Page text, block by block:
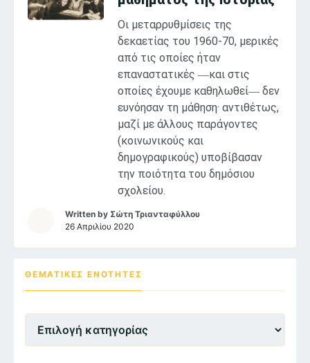
Οι μεταρρυθμίσεις της
δεκαετίας του 1960-70, μερικές
από τις οποίες ήταν
επαναστατικές ―και στις
οποίες έχουμε καθηλωθεί― δεν
ευνόησαν τη μάθηση· αντιθέτως,
μαζί με άλλους παράγοντες
(κοινωνικούς και
δημογραφικούς) υποβίβασαν
την ποιότητα του δημόσιου
σχολείου.
Written by Σώτη Τριανταφύλλου
26 Απριλίου 2020
ΘΕΜΑΤΙΚΕΣ ΕΝΌΤΗΤΕΣ
Ενότητες